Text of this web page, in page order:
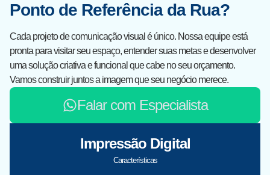
Ponto de Referência da Rua?
Cada projeto de comunicação visual é único. Nossa equipe está
pronta para visitar seu espaço, entender suas metas e desenvolver
uma solução criativa e funcional que cabe no seu orçamento.
Vamos construir juntos a imagem que seu negócio merece.
Falar com Especialista
Impressão Digital
Características